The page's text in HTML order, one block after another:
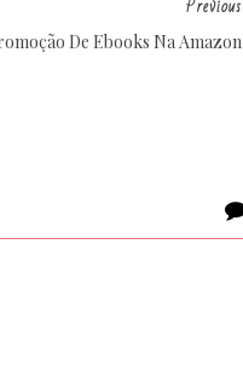
Previous
De Ebooks Na Amazon